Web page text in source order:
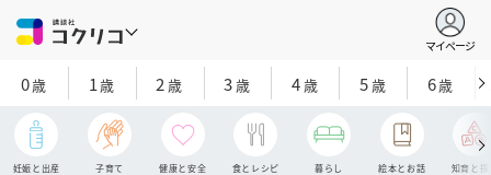
マイページ
0歳 1歳 2 歳 3歳 4歳 5歳 6歳
妊娠と出産 子育て 健康と安全 食とレシピ 暮らし 絵本とお話 知育と探